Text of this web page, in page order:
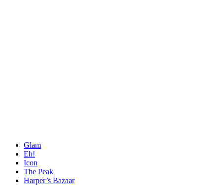
Glam
Eh!
Icon
The Peak
Harper’s Bazaar